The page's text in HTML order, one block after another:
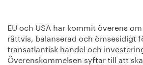
EU och USA har kommit överens
rättvis, balanserad och ömsesidigt
transatlantisk handel och
Överenskommelsen syftar till att